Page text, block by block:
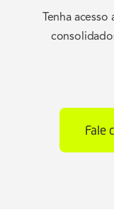
Tenha
Fale